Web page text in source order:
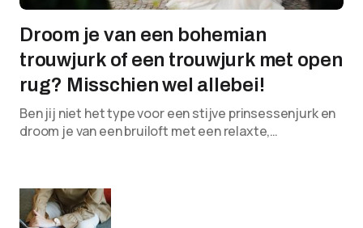
Droom je van een bohemian
trouwjurk of een trouwjurk met open
rug? Misschien wel allebei!
Ben jij niet het type voor een stijve prinsessenjurk en
droom je van een bruiloft met een relaxte,…